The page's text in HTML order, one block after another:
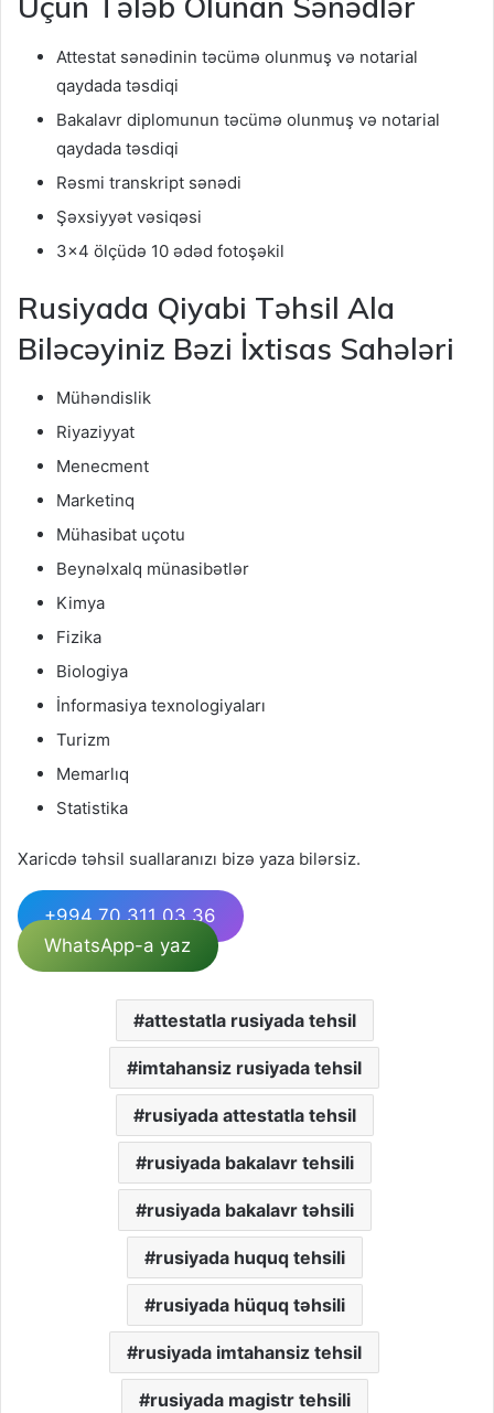
Attestat sənədinin təcümə olunmuş və notarial
qaydada təsdiqi
Bakalavr diplomunun təcümə olunmuş və notarial
qaydada təsdiqi
Rəsmi transkript sənədi
Şəxsiyyət vəsiqəsi
3×4 ölçüdə 10 ədəd fotoşəkil
Rusiyada Qiyabi Təhsil Ala
Biləcəyiniz Bəzi İxtisas Sahələri
Mühəndislik
Riyaziyyat
Menecment
Marketinq
Mühasibat uçotu
Beynəlxalq münasibətlər
Kimya
Fizika
Biologiya
İnformasiya texnologiyaları
Turizm
Memarlıq
Statistika
Xaricdə təhsil suallaranızı bizə yaza bilərsiz.
+994 70 311 03 36
WhatsApp-a yaz
attestatla rusiyada tehsil
imtahansiz rusiyada tehsil
rusiyada attestatla tehsil
rusiyada bakalavr tehsili
rusiyada bakalavr təhsili
rusiyada huquq tehsili
rusiyada hüquq təhsili
rusiyada imtahansiz tehsil
rusiyada magistr tehsili